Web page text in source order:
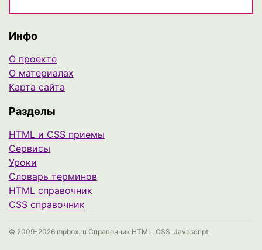
Инфо
О проекте
О материалах
Карта сайта
Разделы
HTML и CSS приемы
Сервисы
Уроки
Cловарь терминов
HTML справочник
CSS справочник
© 2009-2026 mpbox.ru Справочник HTML, CSS, Javascript.